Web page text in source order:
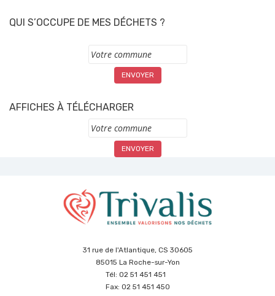
QUI S’OCCUPE DE MES DÉCHETS ?
Commune
AFFICHES À TÉLÉCHARGER
Commune
31 rue de l'Atlantique, CS 30605
85015 La Roche-sur-Yon
Tél: 02 51 451 451
Fax: 02 51 451 450